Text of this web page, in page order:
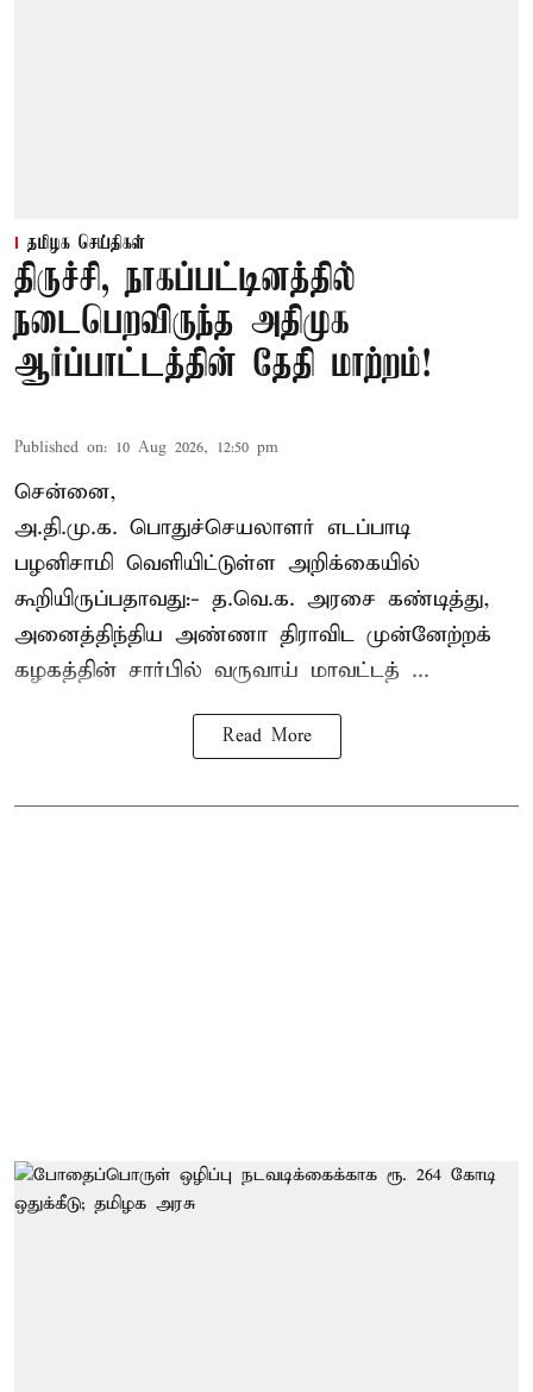
தமிழக செய்திகள்
திருச்சி, நாகப்பட்டினத்தில்
நடைபெறவிருந்த அதிமுக
ஆர்ப்பாட்டத்தின் தேதி மாற்றம்!
Published on: 10 Aug 2026, 12:50 pm
சென்னை,
அ.தி.மு.க. பொதுச்செயலாளர் எடப்பாடி
பழனிசாமி வெளியிட்டுள்ள அறிக்கையில்
கூறியிருப்பதாவது:- த.வெ.க. அரசை கண்டித்து,
அனைத்திந்திய அண்ணா திராவிட முன்னேற்றக்
கழகத்தின் சார்பில் வருவாய் மாவட்டத் ...
Read More